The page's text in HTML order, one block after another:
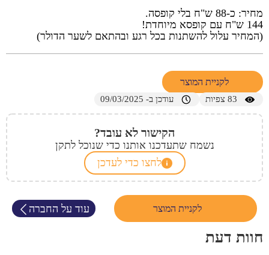
מחיר: כ-88 ש"ח בלי קופסה.
144 ש"ח עם קופסא מיוחדת!
(המחיר עלול להשתנות בכל רגע ובהתאם לשער הדולר)
לקניית המוצר
83 צפיות עודכן ב- 09/03/2025
הקישור לא עובד?
נשמח שתעדכנו אותנו כדי שנוכל לתקן
לחצו כדי לעדכן
לקניית המוצר עוד על החברה
חוות דעת